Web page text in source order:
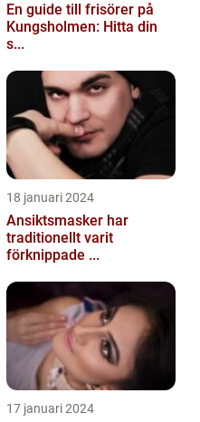
En guide till frisörer på
Kungsholmen: Hitta din
s...
18 januari 2024
Ansiktsmasker har
traditionellt varit
förknippade ...
17 januari 2024